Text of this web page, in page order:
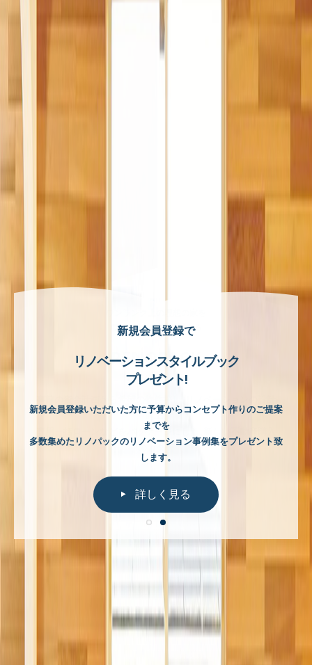
リノパック
、
詳しく見る
新規会員登録で
リノベーションスタイルブック
プレゼント!
新規会員登録いただいた方に予算からコンセプト作りのご提案
までを
多数集めたリノパックのリノベーション事例集をプレゼント致
します。
詳しく見る